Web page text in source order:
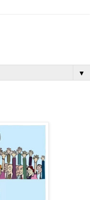
▼